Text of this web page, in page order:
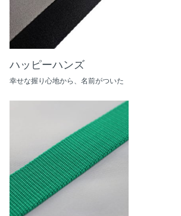
ハッピーハンズ
幸せな握り心地から、名前がついた